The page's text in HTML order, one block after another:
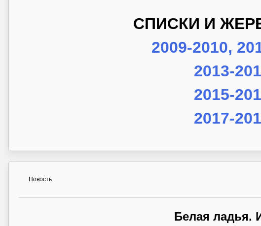
СПИСКИ И
2009-2010,
2013-
2015-
2017-
Новость
Белая ладья.